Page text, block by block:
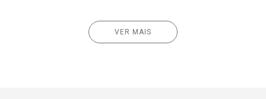
VER MAIS